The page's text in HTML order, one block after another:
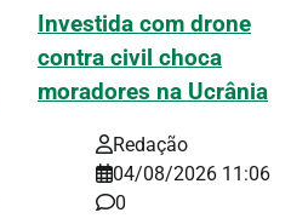
Investida com drone
contra civil choca
moradores na Ucrânia
Redação
04/08/2026 11:06
0